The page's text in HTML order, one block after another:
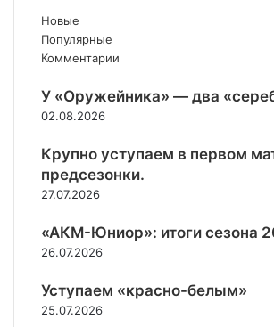
й
м
о
о
д
ж
и
р
.
и
Б
о
а
т
р
я
»
е
ы
е
м
т
ч
.
р
.
е
з
т
с
«
р
о
ы
в
т
р
е
и
й
а
з
а
е
в
ш
Ш
«
А
а
д
м
и
я
и
х
й
л
Новые
Популярные
Комментарии
У «Оружейника» — два
02.08.2026
Крупно уступаем в первом
предсезонки.
27.07.2026
«АКМ-Юниор»: итоги сезона
26.07.2026
Уступаем «красно-белым»
25.07.2026